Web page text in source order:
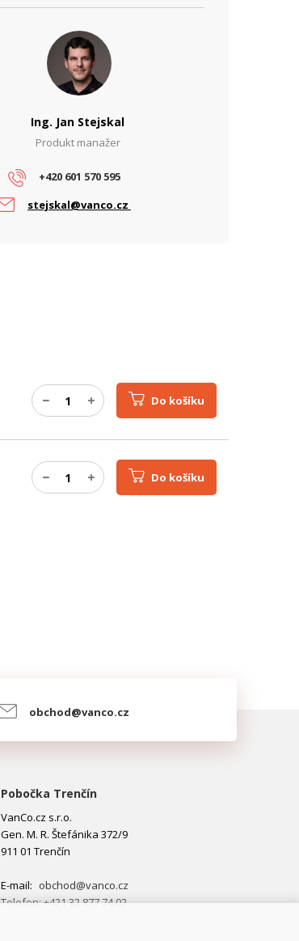
Ing. Jan Stejskal
Produkt manažer
+420 601 570 595
stejskal@vanco.cz
Do košíku
Do košíku
obchod@vanco.cz
Pobočka Trenčín
VanCo.cz s.r.o.
Gen. M. R. Štefánika 372/9
911 01 Trenčín
E-mail: obchod@vanco.cz
Telefon: +421 32 877 74 02